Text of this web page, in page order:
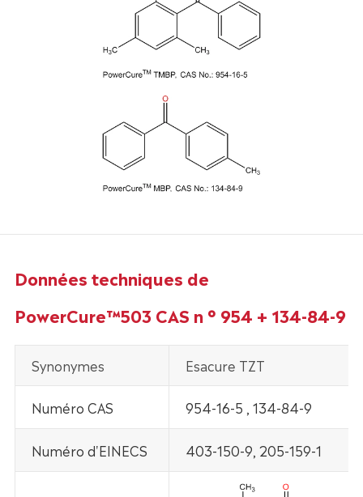
Données techniques de
PowerCure™503 CAS n ° 954 + 134-84-9
Synonymes Esacure TZT
Numéro CAS 954-16-5 , 134-84-9
Numéro d'EINECS 403-150-9, 205-159-1